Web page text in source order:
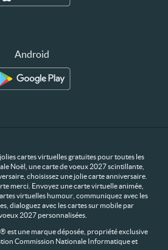
Android
cartes virtuelles gratuites pour toutes les
Noël, une carte de voeux 2027 scintillante,
choisissez une jolie carte anniversaire.
merci. Envoyez une carte virtuelle animée,
virtuelles humour, communiquez avec les
dialoguez avec les cartes sur mobile par
2027 personnalisées.
est une marque déposée, propriété exclusive
Commission Nationale Informatique et